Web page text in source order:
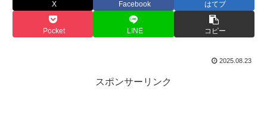
X Facebook はてブ
Pocket LINE コピー
2025.08.23
スポンサーリンク